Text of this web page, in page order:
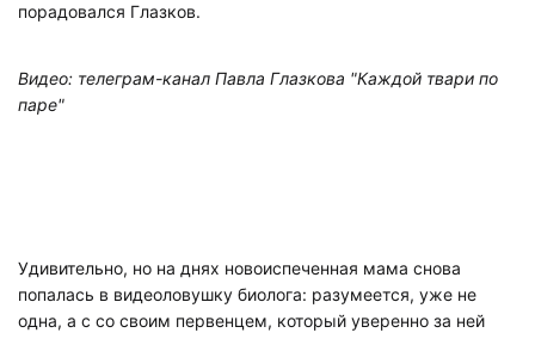
порадовался Глазков.
Видео: телеграм-канал Павла Глазкова "Каждой твари по
паре"
Удивительно, но на днях новоиспеченная мама снова
попалась в видеоловушку биолога: разумеется, уже не
одна, а с со своим первенцем, который уверенно за ней